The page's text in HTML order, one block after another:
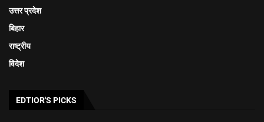
उत्तर प्रदेश
बिहार
राष्ट्रीय
विदेश
EDTIOR'S PICKS